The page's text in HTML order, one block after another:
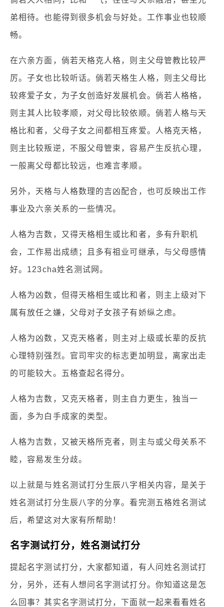
弟相待。也能得到很多机会与好处。工作事业也较顺
畅。
在六亲方面，倘若天格克人格，则主父母管教比较严
厉。子女也比较听话。倘若天格生人格，则主父母比
较疼爱子女，为子女创造好发展机会。倘若人格格，
则主其人比较孝顺，对父母比较依顺。倘若人格与天
格比和者，父母子女之间都相互疼爱。人格克天格，
则主比较叛逆，不服父母管束，容易产生反抗心理，
一般离父母都比较远，也难言孝顺。
另外，天格与人格数理的吉凶配合，也可反映出工作
事业及六亲关系的一些情况。
人格为吉数，又得天格相生或比和者，多有升职机
会，工作易出成绩；且多有祖业可继承，与父母感情
好。123cha姓名测试网。
人格为凶数，但得天格相生或比和者，则主上级对下
属有放任之嫌，父母对子女孩子有娇纵之虑。
人格为凶数，又克天格者，则主对上级或长辈的反抗
心理特别强烈。官司牢灾的标志更加明显，离家出走
的可能较大。五格查起名得分。
人格为吉数，又克天格者，则主自力更生，独当一
面，多为白手成家的类型。
人格为吉数，又被天格所克者，则主与或父母关系不
睦，容易发生分歧。
以上就是与姓名测试打分生辰八字相关内容，是关于
姓名测试打分生辰八字的分享。看完测五格姓名测试
后，希望这对大家有所帮助！
名字测试打分，姓名测试打分
提起名字测试打分，大家都知道，有人问姓名测试打
分，另外，还有人想问名字测试打分。你知道这是怎
么回事？其实名字测试打分，下面就一起来看看姓名